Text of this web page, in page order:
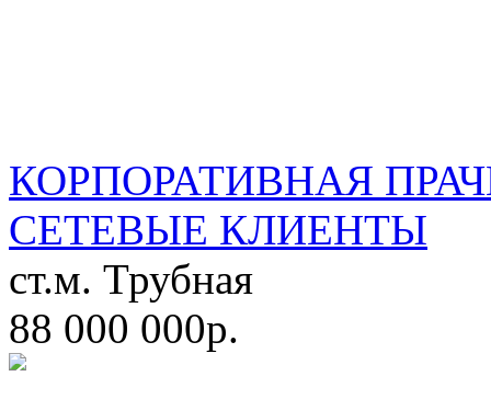
КОРПОРАТИВНАЯ
СЕТЕВЫЕ КЛИЕНТЫ
ст.м. Трубная
88 000 000р.